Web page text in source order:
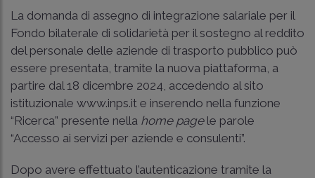
La domanda di assegno di integrazione salariale per il
Fondo bilaterale di solidarietà per il sostegno al reddito
del personale delle aziende di trasporto pubblico può
essere presentata, tramite la nuova piattaforma, a
partire dal 18 dicembre 2024, accedendo al sito
istituzionale www.inps.it e inserendo nella funzione
“Ricerca” presente nella home page le parole
“Accesso ai servizi per aziende e consulenti”.
Dopo avere effettuato l’autenticazione tramite la